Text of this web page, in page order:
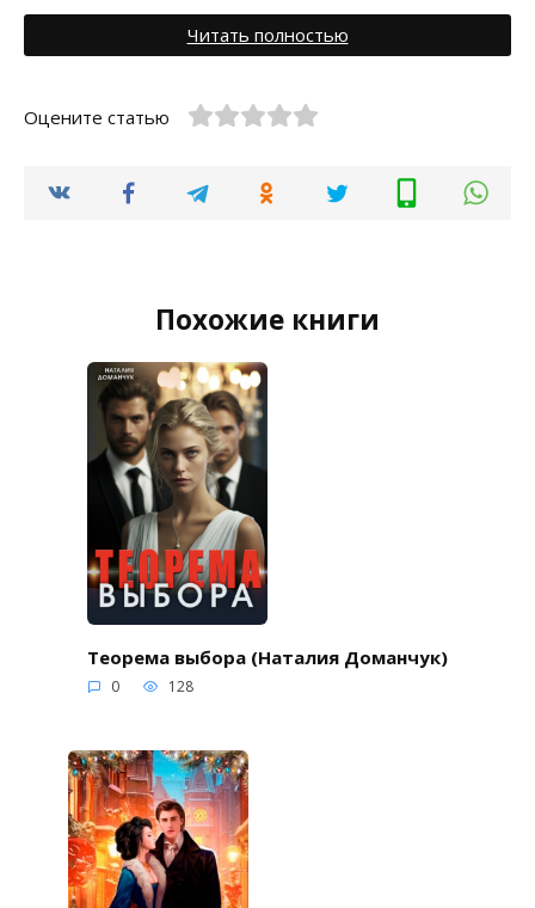
Читать полностью
Оцените статью
Похожие книги
Теорема выбора (Наталия Доманчук)
0 128